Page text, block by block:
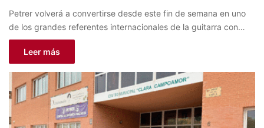
Petrer volverá a convertirse desde este fin de semana en uno
de los grandes referentes internacionales de la guitarra con…
Leer más